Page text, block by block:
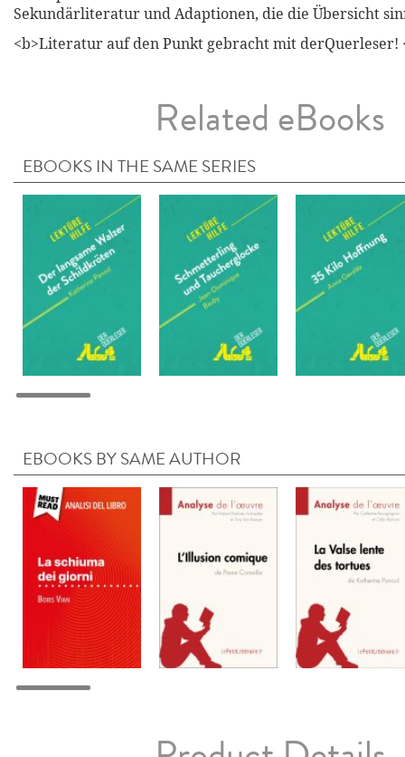
Sekundärliteratur und Adaptionen, die die Übersicht
<b>Literatur auf den Punkt gebracht mit derQuerleser!
Related eBooks
EBOOKS IN THE SAME SERIES
EBOOKS BY SAME AUTHOR